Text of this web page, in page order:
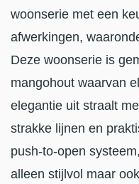
woonserie met een
afwerkingen,
Deze woonserie is
mangohout waarvan
elegantie uit straalt
strakke lijnen en
push-to-open
alleen stijlvol maar